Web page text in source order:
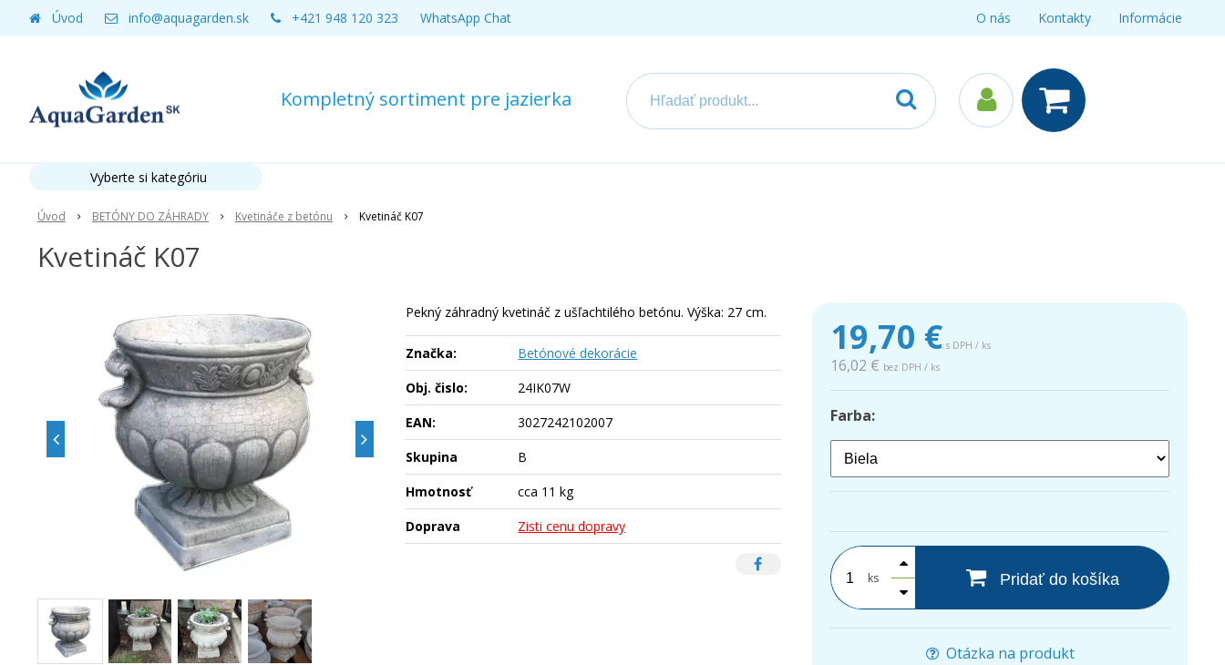
Kompletný sortiment pre jazierka
Úvod info@aquagarden.sk +421 948 120 323 WhatsApp Chat O nás Kontakty Informácie
Úvod BETÓNY DO ZÁHRADY Kvetináče z betónu Kvetináč K07
Kvetináč K07
19,70 € s DPH / ks
16,02 € bez DPH / ks
Farba:
ks Pridať do košíka
Otázka na produkt
Pekný záhradný kvetináč z ušľachtilého betónu. Výška: 27 cm.
Značka:
Betónové dekorácie
Obj. čislo:
24IK07W
EAN:
3027242102007
Skupina
B
Hmotnosť
cca 11 kg
Doprava
Zisti cenu dopravy
Vyberte si kategóriu